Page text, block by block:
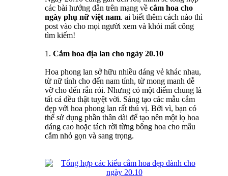
các bài hướng dẫn trên mạng về cắm hoa cho
ngày phụ nữ việt nam. ai biết thêm cách nào thì
post vào cho mọi người xem và khỏi mất công
tìm kiếm!
1. Cắm hoa địa lan cho ngày 20.10
Hoa phong lan sở hữu nhiều dáng vẻ khác nhau,
từ nữ tính cho đến nam tính, từ mong manh dễ
vỡ cho đến rắn rỏi. Nhưng có một điểm chung là
tất cả đều thật tuyệt vời. Sáng tạo các mẫu cắm
đẹp với hoa phong lan rất thú vị. Bởi vì, bạn có
thể sử dụng phần thân dài để tạo nên một lọ hoa
dáng cao hoặc tách rời từng bông hoa cho mẫu
cắm nhỏ gọn và sang trọng.